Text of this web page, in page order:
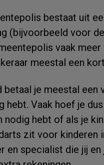
bestaat uit
(bijvoorbeeld voor
vaak
meestal een
betaal je meestal
hebt. Vaak hoef je
nodig hebt of als je
zit voor kinderen
en specialist die jij en